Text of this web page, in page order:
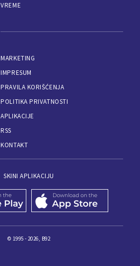
VREME
MARKETING
IMPRESUM
PRAVILA KORIŠĆENJA
POLITIKA PRIVATNOSTI
APLIKACIJE
RSS
KONTAKT
SKINI APLIKACIJU
© 1995 - 2026, B92